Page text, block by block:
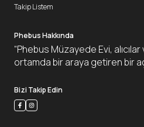
Phebus Hakkında
“Phebus Müzayede Evi, alıcılar
ortamda bir araya getiren bir
Bizi Takip Edin
Takip Listem